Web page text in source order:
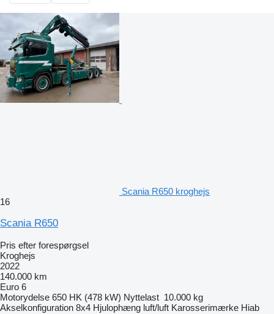
Scania R650 kroghejs
16
Scania R650
Pris efter forespørgsel
Kroghejs
2022
140.000 km
Euro 6
Motorydelse 650 HK (478 kW) Nyttelast 10.000 kg
Akselkonfiguration 8x4 Hjulophæng luft/luft Karosserimærke Hiab